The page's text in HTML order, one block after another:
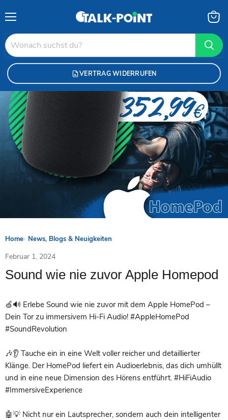
VERTRAG WIDERRUFEN
Home News, Blogs & Neuigkeiten
Februar 1, 2024
Sound wie nie zuvor Apple Homepod
🍏🔊 Erlebe Sound wie nie zuvor mit dem Apple HomePod –
Dein Tor zu immersivem Hi-Fi Audio! #AppleHomePod
#SoundRevolution
🎶👂 Tauche ein in eine Welt voller reicher und detaillierter
Klänge. Der HomePod liefert ein Audioerlebnis, das dich umhüllt
und in eine neue Dimension des Hörens entführt. #HiFiAudio
#ImmersiveExperience
🤖💡 Nicht nur ein Lautsprecher, sondern auch dein intelligenter